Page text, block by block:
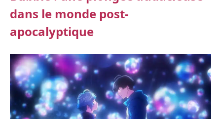
dans le monde post-
apocalyptique